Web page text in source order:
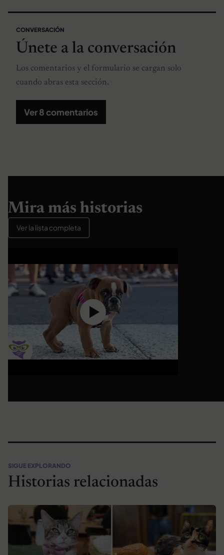
CONVERSACIÓN
Únete a la conversación
Los comentarios y el formulario se cargan solo
cuando abras esta sección.
Ver 8 comentarios
Mira más historias
Ver la lista completa
SIGUE EXPLORANDO
Historias relacionadas